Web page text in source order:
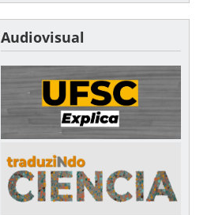
Audiovisual